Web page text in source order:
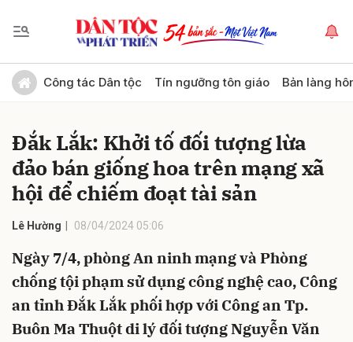
Công tác Dân tộc Tín ngưỡng tôn giáo Bản làng
Đắk Lắk: Khởi tố đối tượng lừa
đảo bán giống hoa trên mạng xã
hội để chiếm đoạt tài sản
Lê Hường 08/04/2024 05:06
Ngày 7/4, phòng An ninh mạng và Phòng
chống tội phạm sử dụng công nghệ cao, Công
an tỉnh Đắk Lắk phối hợp với Công an Tp.
Buôn Ma Thuột di lý đối tượng Nguyễn Văn
Gửi bình luận